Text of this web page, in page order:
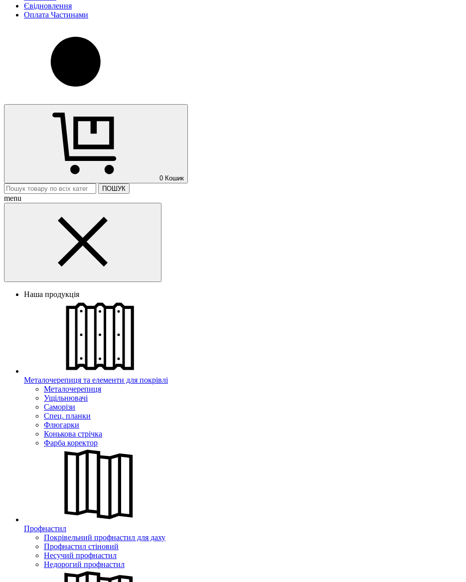
Євідновлення
Оплата Частинами
0 Кошик
ПОШУК
menu
Наша продукція
Металочерепиця та елементи для покрівлі
Металочерепиця
Ущільнювачі
Саморізи
Спец. планки
Флюгарки
Конькова стрічка
Фарба коректор
Профнастил
Покрівельний профнастил для даху
Профнастил стіновий
Несучий профнастил
Недорогий профнастил